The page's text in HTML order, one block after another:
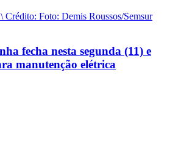
fecha nesta segunda (11) e
manutenção elétrica